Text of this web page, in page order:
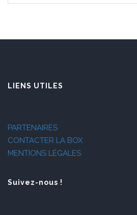
LIENS UTILES
PARTENAIRES
CONTACTER LA BOX
MENTIONS LÉGALES
Suivez-nous !